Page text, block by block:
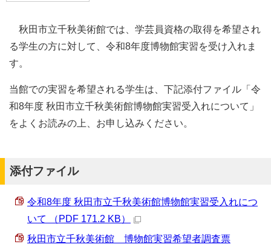
秋田市立千秋美術館では、学芸員資格の取得を希望され
る学生の方に対して、令和8年度博物館実習を受け入れま
す。
当館での実習を希望される学生は、下記添付ファイル「令
和8年度 秋田市立千秋美術館博物館実習受入れについて」
をよくお読みの上、お申し込みください。
添付ファイル
令和8年度 秋田市立千秋美術館博物館実習受入れにつ
いて （PDF 171.2 KB）
秋田市立千秋美術館 博物館実習希望者調査票